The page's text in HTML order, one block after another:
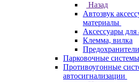
Назад
Автозвук
материалы
Аксессуары для
Клемма, вилка
Парковочные системы
Противоугонные
автосигнализации